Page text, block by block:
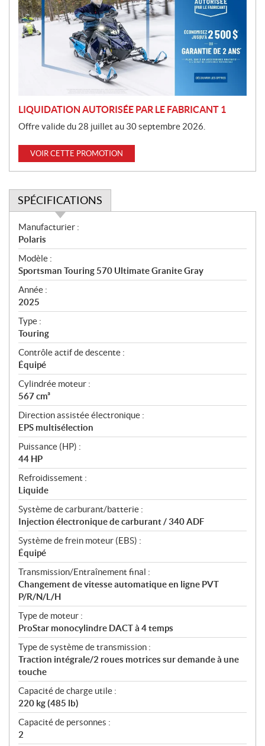
m
o
t
LIQUIDATION AUTORISÉE PAR LE FABRICANT 1
Offre valide du 28 juillet au 30 septembre 2026.
VOIR CETTE PROMOTION
SPÉCIFICATIONS
S
p
é
c
i
f
i
c
a
t
i
o
n
s
Manufacturier :
Polaris
Modèle :
Sportsman Touring 570 Ultimate Granite Gray
Année :
2025
Type :
Touring
Contrôle actif de descente :
Équipé
Cylindrée moteur :
567 cm³
Direction assistée électronique :
EPS multisélection
Puissance (HP) :
44 HP
Refroidissement :
Liquide
Système de carburant/batterie :
Injection électronique de carburant / 340 ADF
Système de frein moteur (EBS) :
Équipé
Transmission/Entraînement final :
Changement de vitesse automatique en ligne PVT
P/R/N/L/H
Type de moteur :
ProStar monocylindre DACT à 4 temps
Type de système de transmission :
Traction intégrale/2 roues motrices sur demande à une
touche
Capacité de charge utile :
220 kg (485 lb)
Capacité de personnes :
2